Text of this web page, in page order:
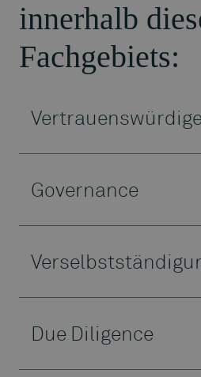
innerhalb
Fachgebiets:
Governance
Due Diligence